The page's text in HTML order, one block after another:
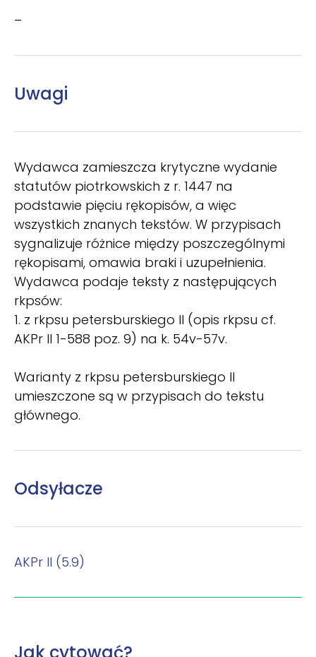
–
Uwagi
Wydawca zamieszcza krytyczne wydanie
statutów piotrkowskich z r. 1447 na
podstawie pięciu rękopisów, a więc
wszystkich znanych tekstów. W przypisach
sygnalizuje różnice między poszczególnymi
rękopisami, omawia braki i uzupełnienia.
Wydawca podaje teksty z następujących
rkpsów:
1. z rkpsu petersburskiego II (opis rkpsu cf.
AKPr II 1-588 poz. 9) na k. 54v-57v.
Warianty z rkpsu petersburskiego II
umieszczone są w przypisach do tekstu
głównego.
Odsyłacze
AKPr II (5.9)
Jak cytować?